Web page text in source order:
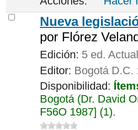
Nueva
por Flórez
Edición: 5 ed.
Editor: Bogotá D.C.
Disponibilidad:
Bogotá (Dr. David
F56O 1987] (1).